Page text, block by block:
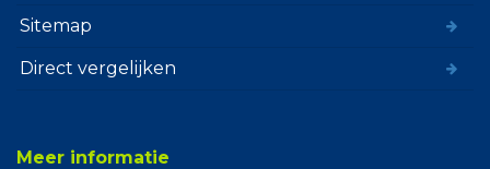
Sitemap
Direct vergelijken
Meer informatie